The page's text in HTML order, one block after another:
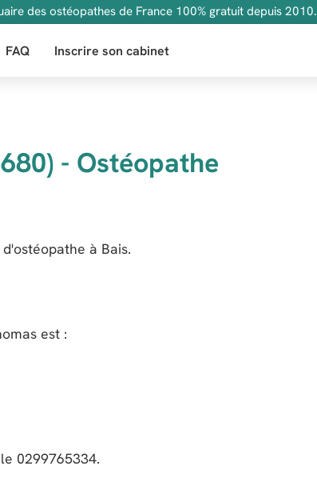
des ostéopathes de France 100% gratuit depuis 2010.
FAQ Inscrire son cabinet
- Ostéopathe
à Bais.
est :
0299765334.